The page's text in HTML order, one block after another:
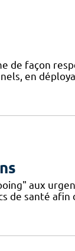
de façon
en
aux
de santé